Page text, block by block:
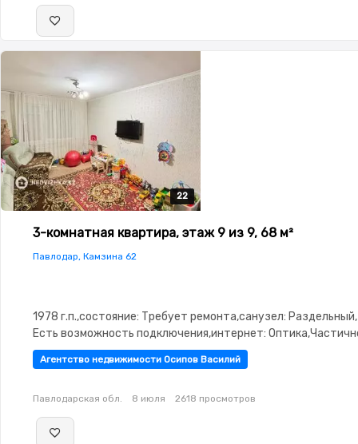
22
22
22
22
22
3-комнатная квартира, этаж 9 из 9, 68 м²
Павлодар, Камзина 62
1978 г.п.,состояние: Требует ремонта,санузел:
Есть возможность подключения,интернет:
меблирована,Частично меблирована,паркинг:
Паркинг,Домофон,Видеонаблюдение,Пластиковые
сантехника,Кладовка,Счётчики,Тихий двор
Агентство недвижимости Осипов Василий
Павлодарская обл. 8 июля 2618 просмотров